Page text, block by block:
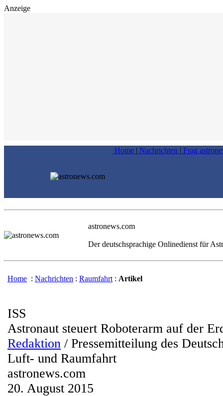
Anzeige
Home | Nachrichten | Frag
astronews.com
Der deutschsprachige Onlinedienst für
Home : Nachrichten : Raumfahrt : Artikel
ISS
Astronaut steuert Roboterarm auf der
Redaktion / Pressemitteilung des
Luft- und Raumfahrt
astronews.com
20. August 2015